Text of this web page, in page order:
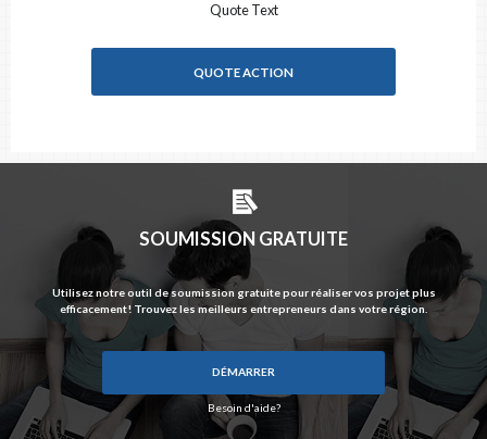
Quote Text
QUOTE ACTION
SOUMISSION GRATUITE
Utilisez notre outil de soumission gratuite pour réaliser vos projet plus
efficacement! Trouvez les meilleurs entrepreneurs dans votre région.
DÉMARRER
Besoin d'aide?